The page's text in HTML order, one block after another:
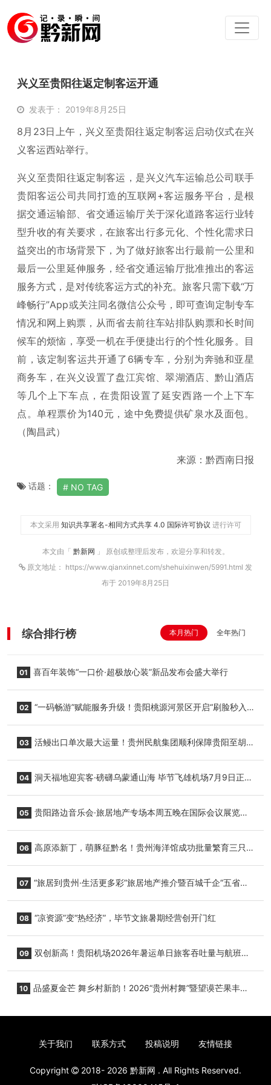
兴义至贵阳往返定制客运开通
发表于： 2019年8月25日
8月23日上午，兴义至贵阳往返定制客运启动仪式在兴
义客运西站举行。
兴义至贵阳往返定制客运，是兴义汽车运输总公司联手
贵阳客运公司共同打造的互联网+客运服务平台，是根
据交通运输部、省交通运输厅关于深化道路客运行业转
型升收的有关要求，在旅客出行多元化、个性化需求日
益突出的市场背景下，为了做好旅客出行最前一公里和
最后一公里延伸服务，经省交通运输厅批准推出的客运
服务方式，是对传统客运方式的补充。旅客只需下载“万
峰畅行”App或关注同名微信公众号，即可查询定制专车
情况和网上购票，从而省去前往车站排队购票和长时间
候车的烦恼，享受一机在手便捷出行的个性化服务。目
前，该定制客运共开通了6辆专车，分别为奔驰和亚星
商务车，在兴义设置了盘江宾馆、翠湖酒店、黔山酒店
等几个上下车点，在贵阳设置了延安西路一个上下车
点。单程票价为140元，途中免费提供矿泉水及面包。
（陶昌武）
来源：黔西南日报
话题： NO TAG
本文采用 知识共享署名-相同方式共享 4.0 国际许可协议 进行许可
本文由「 黔新网 」 原创或整理后发布，欢迎分享和转发。
原文地址： https://www.qianxinnet.com/shehuixinwen/5991.html 发
布于 2019年8月25日
综合排行榜 本月热门 全年热门
01 喜百年装饰“一口价·超极放心装”新品发布会盛大举行
02 “一码畅游”赋能服务升级！贵阳桃源河景区开启“刷脸秒入
03 活鳗出口单次最大运量！贵州民航集团顺利保障贵阳至胡
04 洞天福地迎宾客·磅礴乌蒙通山海 毕节飞雄机场7月9日正式
05 贵阳路边音乐会·旅居地产专场本周五晚在国际会议展览中
06 高原添新丁，萌豚征黔名！贵州海洋馆成功批量繁育三只
07 “旅居到贵州·生活更多彩”旅居地产推介暨百城千企“五省
08 “凉资源”变“热经济”，毕节文旅暑期经营创开门红
09 双创新高！贵阳机场2026年暑运单日旅客吞吐量与航班起
10 品盛夏金芒 舞乡村新韵！2026“贵州村舞”暨望谟芒果丰收
关于我们 联系方式 投稿说明 友情链接
Copyright 2018- 2026 黔新网 . All Rights Reserved.